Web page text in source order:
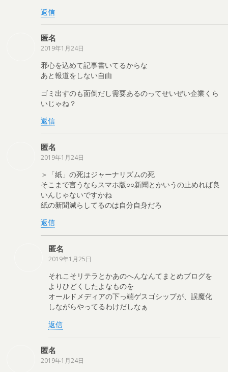
返信
匿名
2019年1月24日
邪心を込めて記事書いてるからな
あと報道をしない自由
ゴミ出すのも面倒だし需要あるのってせいぜい企業くら
いじゃね？
返信
匿名
2019年1月24日
＞「紙」の死はジャーナリズムの死
そこまで言うならスマホ版○○新聞とかいうの止めれば良
いんじゃないですかね
紙の新聞減らしてるのは自分自身だろ
返信
匿名
2019年1月25日
それこそリテラとかあのへんなんてまとめブログを
よりひどくしたよなものを
オールドメディアの下っ端ゲスゴシップが、誤魔化
しながらやってるわけだしなぁ
返信
匿名
2019年1月24日